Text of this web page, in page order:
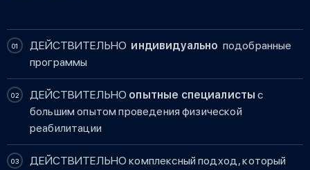
ДЕЙСТВИТЕЛЬНО индивидуально подобранные
программы
ДЕЙСТВИТЕЛЬНО опытные специалисты с
большим опытом проведения физической
реабилитации
ДЕЙСТВИТЕЛЬНО комплексный подход, который